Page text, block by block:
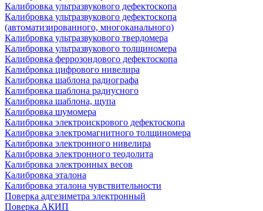
Калибровка ультразвукового дефектоскопа
Калибровка ультразвукового дефектоскопа
(автоматизированного, многоканального)
Калибровка ультразвукового твердомера
Калибровка ультразвукового толщиномера
Калибровка феррозондового дефектоскопа
Калибровка цифрового нивелира
Калибровка шаблона радиографа
Калибровка шаблона радиусного
Калибровка шаблона, щупа
Калибровка шумомера
Калибровка электроискрового дефектоскопа
Калибровка электромагнитного толщиномера
Калибровка электронного нивелира
Калибровка электронного теодолита
Калибровка электронных весов
Калибровка эталона
Калибровка эталона чувствительности
Поверка адгезиметра электронный
Поверка АКИП